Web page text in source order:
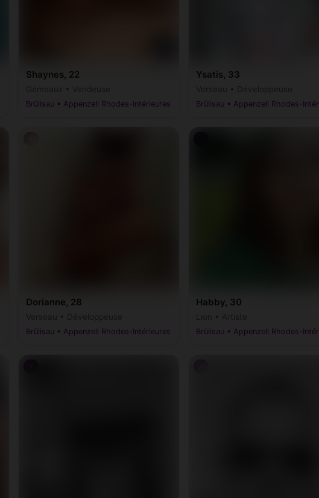
Shaynes, 22
Brülisau • Appenzell Rhodes-Intérieures
Ysatis, 33
Brülisau • Appenzell Rhodes-
Dorianne, 28
Brülisau • Appenzell Rhodes-Intérieures
Habby, 30
Brülisau • Appenzell Rhodes-